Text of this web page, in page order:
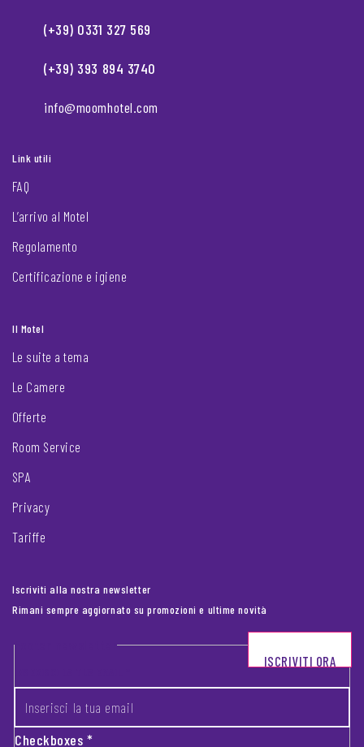
(+39) 0331 327 569
(+39) 393 894 3740
info@moomhotel.com
Link utili
FAQ
L’arrivo al Motel
Regolamento
Certificazione e igiene
Il Motel
Le suite a tema
Le Camere
Offerte
Room Service
SPA
Privacy
Tariffe
Iscriviti alla nostra newsletter
Rimani sempre aggiornato su promozioni e ultime novità
Footer newsletter
Checkboxes*
ISCRIVITI ORA